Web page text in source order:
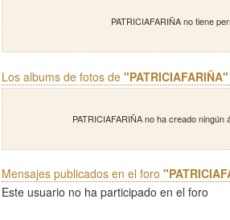
PATRICIAFARIÑA no tiene
Los albums de fotos de "PATRICIAFARIÑA"
PATRICIAFARIÑA no ha creado ningún
Mensajes publicados en el foro
Este usuario no ha participado en el foro